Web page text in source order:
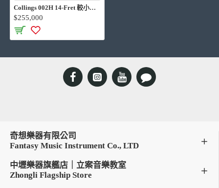
Collings 002H 14-Fret 較小桶身 高階訂製款 全單板 手工吉他 伍伍慧演出專用型號
$255,000
奇想樂器有限公司
Fantasy Music Instrument Co., LTD
中壢樂器旗艦店｜立案音樂教室
Zhongli Flagship Store